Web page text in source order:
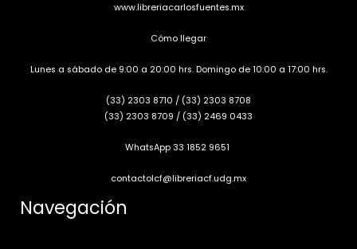
www.libreriacarlosfuentes.mx
Cómo llegar
Lunes a sábado de 9:00 a 20:00 hrs. Domingo de 10:00 a 17:00 hrs.
(33) 2303 8710 / (33) 2303 8708
(33) 2303 8709 / (33) 2469 0433
WhatsApp 33 1852 9651
contactolcf@libreriacf.udg.mx
Navegación